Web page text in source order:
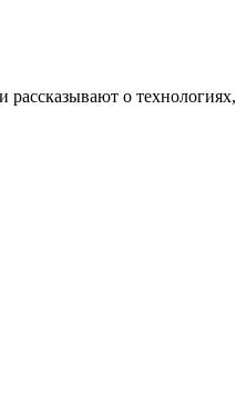
рассказывают о